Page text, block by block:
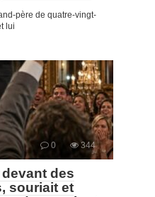
père de quatre-vingt-
lui
0 344
des
souriait et